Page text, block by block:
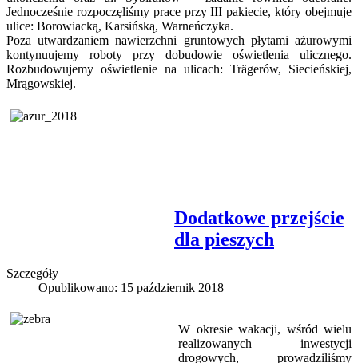
Jednocześnie rozpoczęliśmy prace przy III pakiecie, który obejmuje
ulice: Borowiacką, Karsińską, Warneńczyka.
Poza utwardzaniem nawierzchni gruntowych płytami ażurowymi
kontynuujemy roboty przy dobudowie oświetlenia ulicznego.
Rozbudowujemy oświetlenie na ulicach: Trägerów, Siecieńskiej,
Mrągowskiej.
Dodatkowe przejście
dla pieszych
Szczegóły
Opublikowano: 15 październik 2018
W okresie wakacji, wśród wielu
realizowanych inwestycji
drogowych, prowadziliśmy